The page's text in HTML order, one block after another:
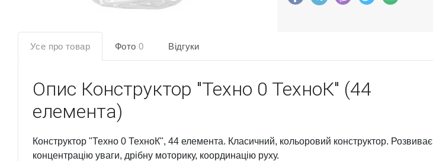
Усе про товар Фото 0 Відгуки
Опис Конструктор "Техно 0 ТехноК" (44
елемента)
Конструктор "Техно 0 ТехноК", 44 елемента. Класичний, кольоровий конструктор. Розвиває
концентрацію уваги, дрібну моторику, координацію руху.